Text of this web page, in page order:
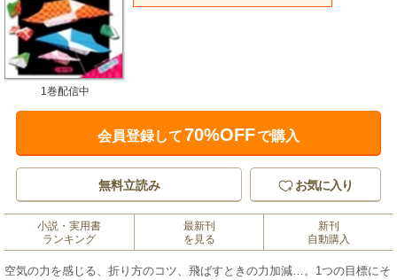
1巻配信中
会員登録して70%OFFで購入
無料立読み お気に入り
小説・実用書
ランキング
最新刊
を見る
新刊
自動購入
空気の力を感じる、折り方のコツ、飛ばすときの力加減…。1つの目標にそ